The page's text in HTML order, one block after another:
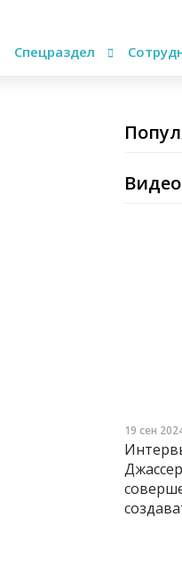
Спецраздел
Видео
19 сен